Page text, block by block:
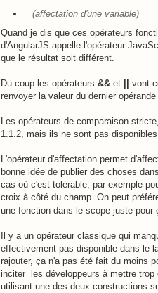
= (affectation d'une variable)
Quand je dis que ces opérateurs
d'AngularJS appelle l'opérateur
que le résultat soit différent.
Du coup les opérateurs && et
vont
renvoyer la valeur du dernier
Les opérateurs de comparaison
1.1.2, mais ils ne sont pas
L'opérateur d'affectation permet
bonne idée de publier des choses
cas où c'est tolérable, par exemple
croix à côté du champ. On peut
une fonction dans le scope juste pour
Il y a un opérateur classique qui
effectivement pas disponible dans le
rajouter, ça n'a pas été fait du moins
inciter les développeurs à mettre trop
utilisant une des deux constructions